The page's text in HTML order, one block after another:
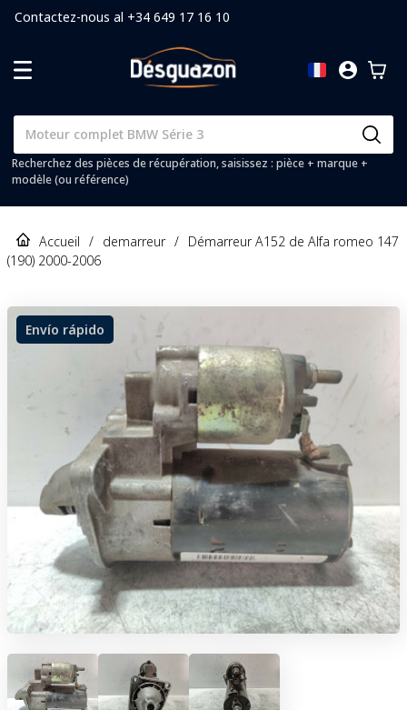
Contactez-nous al +34 649 17 16 10
Recherchez des pièces de récupération, saisissez : pièce + marque +
modèle (ou référence)
Accueil / demarreur / Démarreur A152 de Alfa romeo 147
(190) 2000-2006
Envío rápido